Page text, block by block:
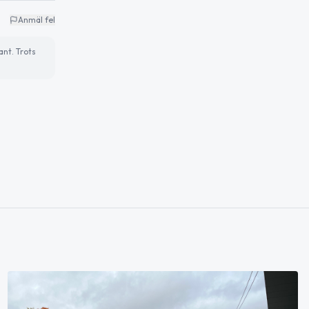
Anmäl fel
Trots